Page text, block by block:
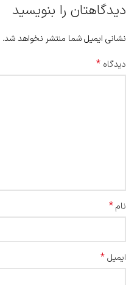
دیدگاهتان را بنویسید
نشانی ایمیل شما منتشر نخواهد شد.
دیدگاه *
نام*
ایمیل*